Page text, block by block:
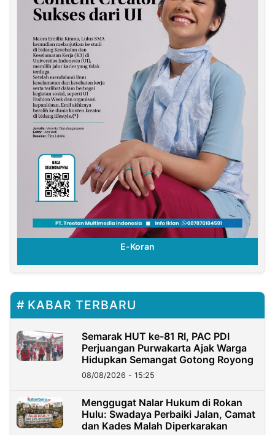
E-Koran
KABAR TERBARU
Semarak HUT ke-81 RI, PAC PDI
Perjuangan Purwakarta Ajak Warga
Hidupkan Semangat Gotong Royong
08/08/2026 - 15:25
Menggugat Nalar Hukum di Rokan
Hulu: Swadaya Perbaiki Jalan, Camat
dan Kades Malah Diperkarakan